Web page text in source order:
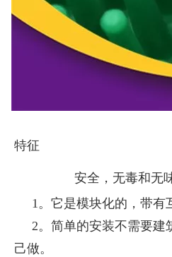
特征
安全，无毒和无味
1。它是模块化的，带有
2。简单的安装不需要建
己做。